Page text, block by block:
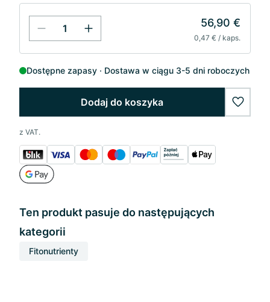
56,90 €
0,47 € / kaps.
Dostępne zapasy Dostawa w ciągu 3-5 dni roboczych
Dodaj do koszyka
z VAT.
Ten produkt pasuje do następujących
kategorii
Fitonutrienty